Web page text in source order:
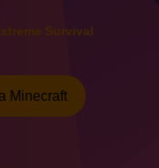
Survival
Minecraft